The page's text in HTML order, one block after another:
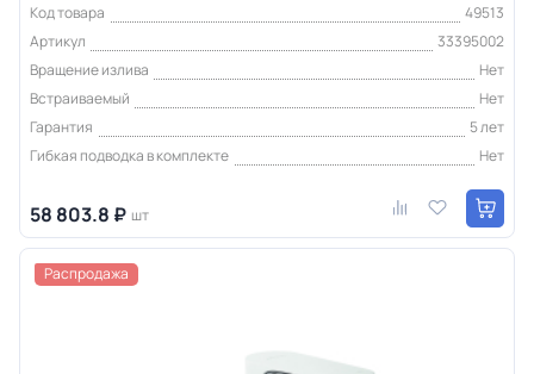
Код товара
49513
Артикул
33395002
Вращение излива
Нет
Встраиваемый
Нет
Гарантия
5 лет
Гибкая подводка в комплекте
Нет
58 803.8 ₽ шт
Распродажа